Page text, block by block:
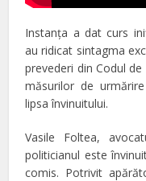
Instanţa a dat curs
au ridicat sintagma
prevederi din Codul
măsurilor de
lipsa învinuitului.
Vasile Foltea,
politicianul este
comis. Potrivit